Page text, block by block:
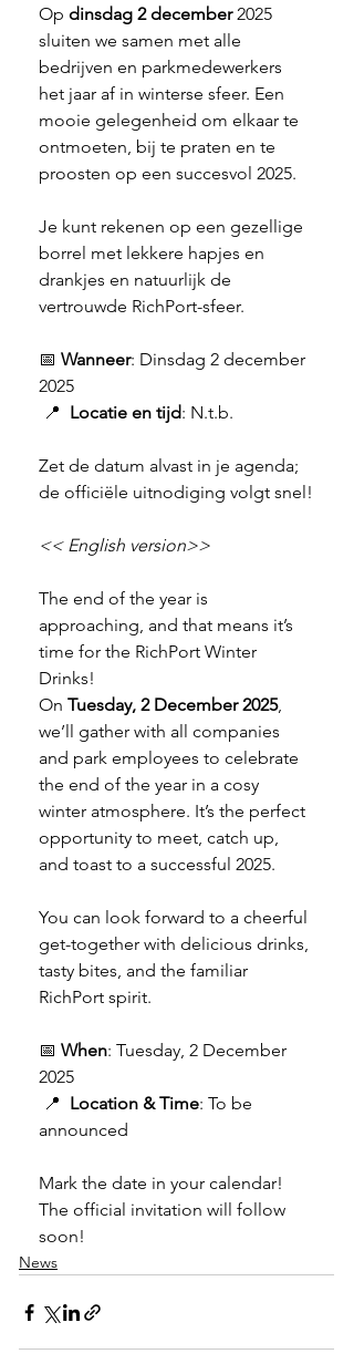
Op dinsdag 2 december 2025
sluiten we samen met alle
bedrijven en parkmedewerkers
het jaar af in winterse sfeer. Een
mooie gelegenheid om elkaar te
ontmoeten, bij te praten en te
proosten op een succesvol 2025.
Je kunt rekenen op een gezellige
borrel met lekkere hapjes en
drankjes en natuurlijk de
vertrouwde RichPort-sfeer.
📅 Wanneer: Dinsdag 2 december
2025
📍 Locatie en tijd: N.t.b.
Zet de datum alvast in je agenda;
de officiële uitnodiging volgt snel!
<< English version>>
The end of the year is
approaching, and that means it’s
time for the RichPort Winter
Drinks!
On Tuesday, 2 December 2025,
we’ll gather with all companies
and park employees to celebrate
the end of the year in a cosy
winter atmosphere. It’s the perfect
opportunity to meet, catch up,
and toast to a successful 2025.
You can look forward to a cheerful
get-together with delicious drinks,
tasty bites, and the familiar
RichPort spirit.
📅 When: Tuesday, 2 December
2025
📍 Location & Time: To be
announced
Mark the date in your calendar!
The official invitation will follow
soon!
News